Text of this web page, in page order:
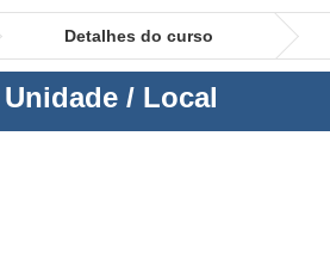
Detalhes do curso
Unidade / Local